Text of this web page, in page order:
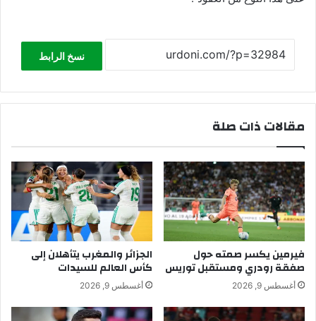
نسخ الرابط
مقالات ذات صلة
فيرمين يكسر صمته حول
صفقة رودري ومستقبل توريس
أغسطس 9, 2026
الجزائر والمغرب يتأهلان إلى
كأس العالم للسيدات
أغسطس 9, 2026